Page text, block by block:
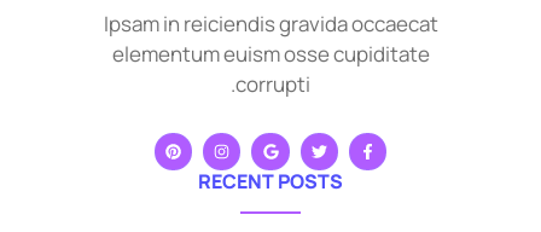
Ipsam in reiciendis gravida occaecat
elementum euism osse cupiditate
corrupti.
RECENT POSTS